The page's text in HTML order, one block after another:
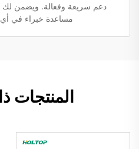
دعم سريعة وفعالة. ويضمن لك
مساعدة خبراء في
المنتجات